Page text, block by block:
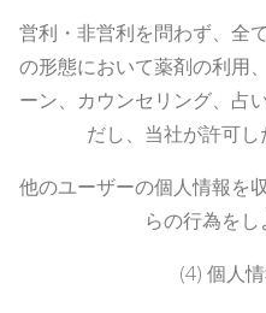
営利・非営利を問わず、全
の形態において薬剤の利用
ーン、カウンセリング、占
だし、当社が許可し
他のユーザーの個人情報を
らの行為を
(4) 個人